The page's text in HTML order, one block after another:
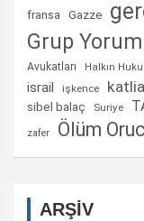
fransa Gazze
Grup Yorum
Avukatları
Halkın
israil işkence
sibel balaç Suriye
zafer Ölüm
ARŞİV